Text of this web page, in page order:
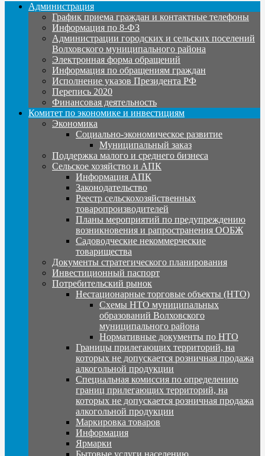
Администрация
График приема граждан и контактные телефоны
Информация по 8-ФЗ
Администрации городских и сельских поселений
Волховского муниципального района
Электронная форма обращений
Информация по обращениям граждан
Исполнение указов Президента РФ
Перепись 2020
Финансовая деятельность
Комитет по экономике и инвестициям
Экономика
Социально-экономическое развитие
Муниципальный заказ
Поддержка малого и среднего бизнеса
Сельское хозяйство и АПК
Информация АПК
Законодательство
Реестр сельскохозяйственных
товаропроизводителей
Планы мероприятий по предупреждению
возникновения и рапространения ООБЖ
Садоводческие некоммерческие
товарищества
Документы стратегического планирования
Инвестиционный паспорт
Потребительский рынок
Нестационарные торговые объекты (НТО)
Схемы НТО муниципальных
образований Волховского
муниципального района
Нормативные документы по НТО
Границы прилегающих территорий, на
которых не допускается розничная продажа
алкогольной продукции
Специальная комиссия по определению
границ прилегающих территорий, на
которых не допускается розничная продажа
алкогольной продукции
Маркировка товаров
Информация
Ярмарки
Бытовые услуги населению